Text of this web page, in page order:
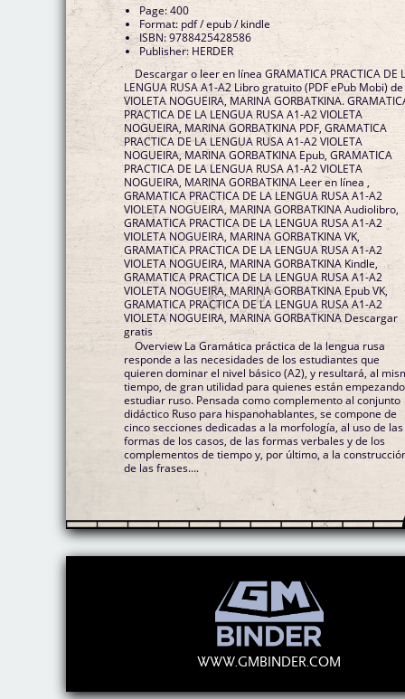
Page: 400
Format: pdf / epub / kindle
ISBN: 9788425428586
Publisher: HERDER
Descargar o leer en línea GRAMATICA PRACTICA DE
LENGUA RUSA A1-A2 Libro gratuito (PDF ePub Mobi) de
VIOLETA NOGUEIRA, MARINA GORBATKINA.
PRACTICA DE LA LENGUA RUSA A1-A2 VIOLETA
NOGUEIRA, MARINA GORBATKINA PDF, GRAMATICA
PRACTICA DE LA LENGUA RUSA A1-A2 VIOLETA
NOGUEIRA, MARINA GORBATKINA Epub, GRAMATICA
PRACTICA DE LA LENGUA RUSA A1-A2 VIOLETA
NOGUEIRA, MARINA GORBATKINA Leer en línea ,
GRAMATICA PRACTICA DE LA LENGUA RUSA A1-A2
VIOLETA NOGUEIRA, MARINA GORBATKINA Audiolibro,
GRAMATICA PRACTICA DE LA LENGUA RUSA A1-A2
VIOLETA NOGUEIRA, MARINA GORBATKINA VK,
GRAMATICA PRACTICA DE LA LENGUA RUSA A1-A2
VIOLETA NOGUEIRA, MARINA GORBATKINA Kindle,
GRAMATICA PRACTICA DE LA LENGUA RUSA A1-A2
VIOLETA NOGUEIRA, MARINA GORBATKINA Epub VK,
GRAMATICA PRACTICA DE LA LENGUA RUSA A1-A2
VIOLETA NOGUEIRA, MARINA GORBATKINA Descargar
gratis
Overview La Gramática práctica de la lengua rusa
responde a las necesidades de los estudiantes que
quieren dominar el nivel básico (A2), y resultará, al
tiempo, de gran utilidad para quienes están
estudiar ruso. Pensada como complemento al conjunto
didáctico Ruso para hispanohablantes, se compone de
cinco secciones dedicadas a la morfología, al uso de las
formas de los casos, de las formas verbales y de los
complementos de tiempo y, por último, a la
de las frases....
WWW.GMBINDER.COM